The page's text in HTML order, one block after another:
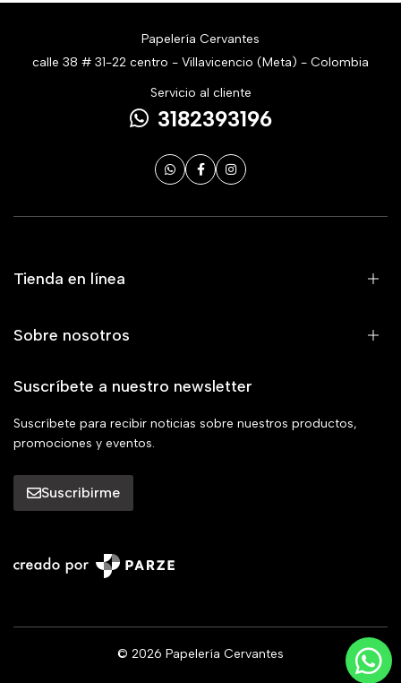
Papelería Cervantes
calle 38 # 31-22 centro - Villavicencio (Meta) - Colombia
Servicio al cliente
3182393196
Tienda en línea
Sobre nosotros
Suscríbete a nuestro newsletter
Suscríbete para recibir noticias sobre nuestros productos,
promociones y eventos.
Suscribirme
© 2026 Papelería Cervantes